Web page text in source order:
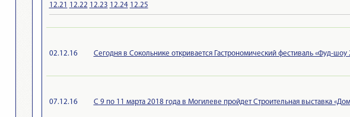
12.21
12.22 12.23 12.24 12.25
02.12.16 Cегодня в Сокольнике откривается Гастрономический фестиваль «Фуд-шоу
07.12.16 С 9 по 11 марта 2018 года в Могилеве пройдет Строительная выставка